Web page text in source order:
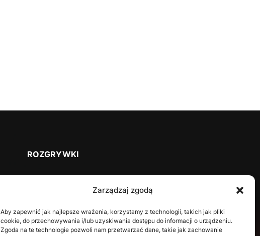
Zarządzaj zgodą
Aby zapewnić jak najlepsze wrażenia, korzystamy z technologii, takich jak pliki
cookie, do przechowywania i/lub uzyskiwania dostępu do informacji o urządzeniu.
Zgoda na te technologie pozwoli nam przetwarzać dane, takie jak zachowanie
ROZGRYWKI
2023/2024
2022/2023